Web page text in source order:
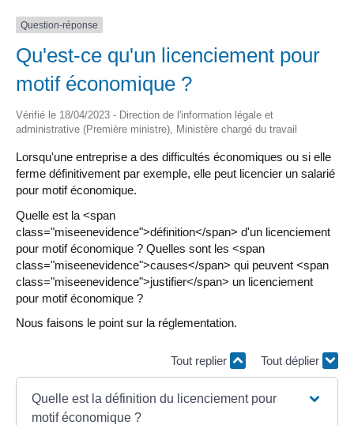
Question-réponse
Qu'est-ce qu'un licenciement pour
motif économique ?
Vérifié le 18/04/2023 - Direction de l'information légale et
administrative (Première ministre), Ministère chargé du travail
Lorsqu'une entreprise a des difficultés économiques ou si elle
ferme définitivement par exemple, elle peut licencier un salarié
pour motif économique.
Quelle est la <span
class="miseenevidence">définition</span> d'un licenciement
pour motif économique ? Quelles sont les <span
class="miseenevidence">causes</span> qui peuvent <span
class="miseenevidence">justifier</span> un licenciement
pour motif économique ?
Nous faisons le point sur la réglementation.
Tout replier Tout déplier
Quelle est la définition du licenciement pour
motif économique ?